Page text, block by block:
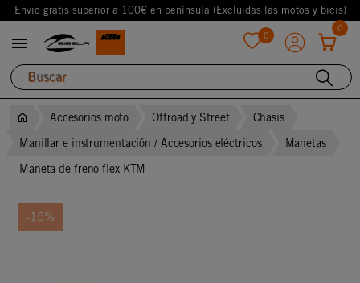
Envio gratis superior a 100€ en península (Excluidas las motos y bicis)
 0
0
Accesorios moto Offroad y Street
Chasis
Manillar e instrumentación / Accesorios eléctricos
Manetas
Maneta de freno flex KTM
-15%